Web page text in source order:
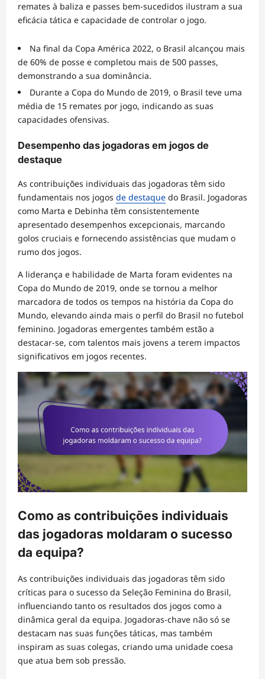
remates à baliza e passes bem-sucedidos ilustram a sua
eficácia tática e capacidade de controlar o jogo.
Na final da Copa América 2022, o Brasil alcançou mais
de 60% de posse e completou mais de 500 passes,
demonstrando a sua dominância.
Durante a Copa do Mundo de 2019, o Brasil teve uma
média de 15 remates por jogo, indicando as suas
capacidades ofensivas.
Desempenho das jogadoras em jogos de
destaque
As contribuições individuais das jogadoras têm sido
fundamentais nos jogos de destaque do Brasil. Jogadoras
como Marta e Debinha têm consistentemente
apresentado desempenhos excepcionais, marcando
golos cruciais e fornecendo assistências que mudam o
rumo dos jogos.
A liderança e habilidade de Marta foram evidentes na
Copa do Mundo de 2019, onde se tornou a melhor
marcadora de todos os tempos na história da Copa do
Mundo, elevando ainda mais o perfil do Brasil no futebol
feminino. Jogadoras emergentes também estão a
destacar-se, com talentos mais jovens a terem impactos
significativos em jogos recentes.
Como as contribuições individuais
das jogadoras moldaram o sucesso
da equipa?
As contribuições individuais das jogadoras têm sido
críticas para o sucesso da Seleção Feminina do Brasil,
influenciando tanto os resultados dos jogos como a
dinâmica geral da equipa. Jogadoras-chave não só se
destacam nas suas funções táticas, mas também
inspiram as suas colegas, criando uma unidade coesa
que atua bem sob pressão.